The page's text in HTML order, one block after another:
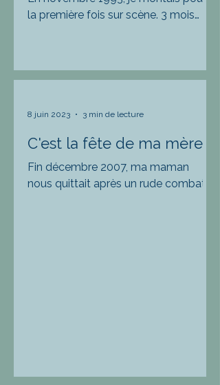
la première fois sur scène. 3 mois
C'est la fête de ma mère
Fin décembre 2007, ma maman
nous quittait après un rude combat
8 juin 2023 3 min de lecture